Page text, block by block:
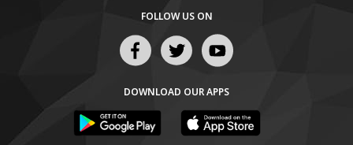
FOLLOW US ON
DOWNLOAD OUR APPS